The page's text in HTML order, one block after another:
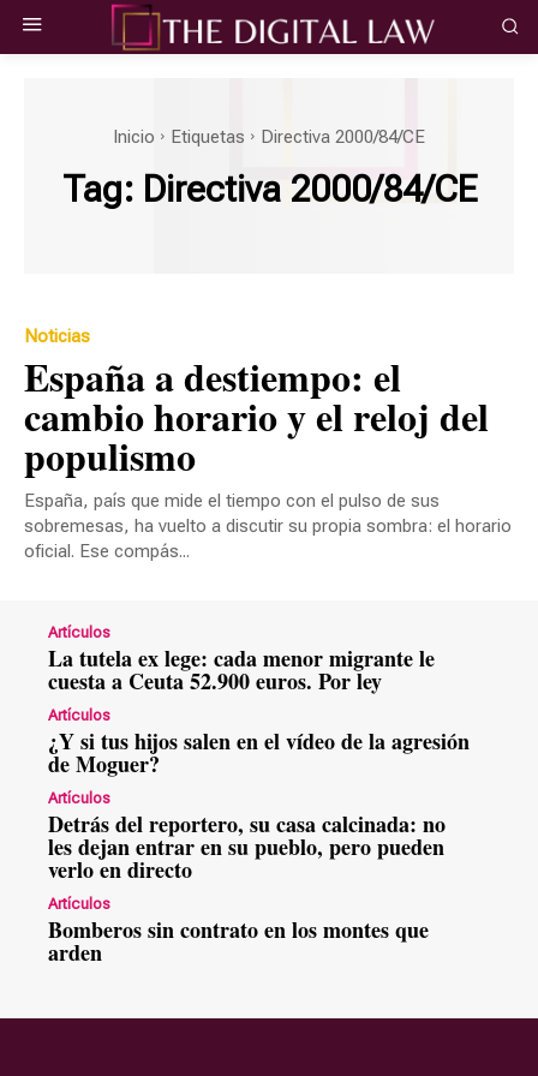
Inicio Etiquetas Directiva 2000/84/CE
Tag: Directiva 2000/84/CE
Noticias
España a destiempo: el
cambio horario y el reloj del
populismo
España, país que mide el tiempo con el pulso de sus
sobremesas, ha vuelto a discutir su propia sombra: el horario
oficial. Ese compás...
Artículos
La tutela ex lege: cada menor migrante le
cuesta a Ceuta 52.900 euros. Por ley
Artículos
¿Y si tus hijos salen en el vídeo de la agresión
de Moguer?
Artículos
Detrás del reportero, su casa calcinada: no
les dejan entrar en su pueblo, pero pueden
verlo en directo
Artículos
Bomberos sin contrato en los montes que
arden